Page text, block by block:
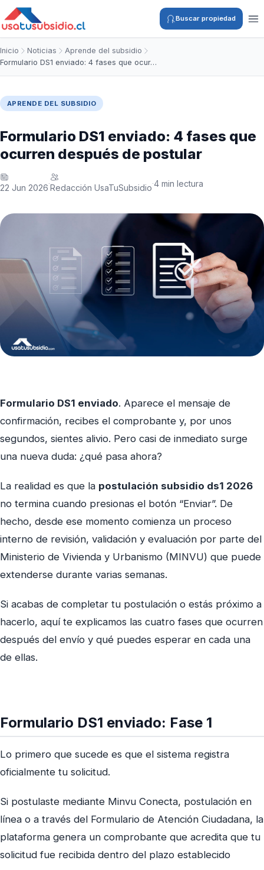
Buscar propiedad
Inicio Noticias
Aprende del subsidio
Formulario DS1 enviado: 4 fases que ocur…
APRENDE DEL SUBSIDIO
Formulario DS1 enviado: 4 fases que
ocurren después de postular
22 Jun 2026·Redacción UsaTuSubsidio·4 min lectura
Formulario DS1 enviado. Aparece el mensaje de
confirmación, recibes el comprobante y, por unos
segundos, sientes alivio. Pero casi de inmediato surge
una nueva duda: ¿qué pasa ahora?
La realidad es que la postulación subsidio ds1 2026
no termina cuando presionas el botón “Enviar”. De
hecho, desde ese momento comienza un proceso
interno de revisión, validación y evaluación por parte del
Ministerio de Vivienda y Urbanismo (MINVU) que puede
extenderse durante varias semanas.
Si acabas de completar tu postulación o estás próximo a
hacerlo, aquí te explicamos las cuatro fases que ocurren
después del envío y qué puedes esperar en cada una
de ellas.
Formulario DS1 enviado: Fase 1
Lo primero que sucede es que el sistema registra
oficialmente tu solicitud.
Si postulaste mediante Minvu Conecta, postulación en
línea o a través del Formulario de Atención Ciudadana, la
plataforma genera un comprobante que acredita que tu
solicitud fue recibida dentro del plazo establecido